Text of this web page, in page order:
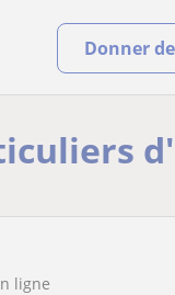
Donner
ligne